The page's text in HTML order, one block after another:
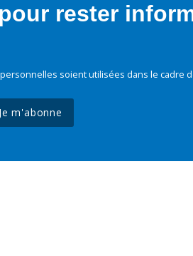
rester
soient utilisées dans le cadre
Je m'abonne